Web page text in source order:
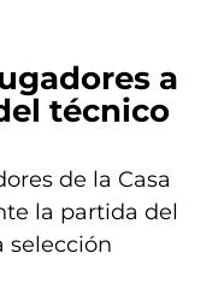
a
técnico
de la Casa
la partida del
selección